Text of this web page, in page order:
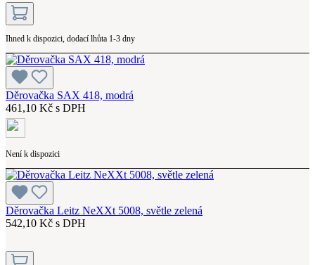
Ihned k dispozici, dodací lhůta 1-3 dny
Děrovačka SAX 418, modrá
461,10 Kč s DPH
Není k dispozici
Děrovačka Leitz NeXXt 5008, světle zelená
542,10 Kč s DPH